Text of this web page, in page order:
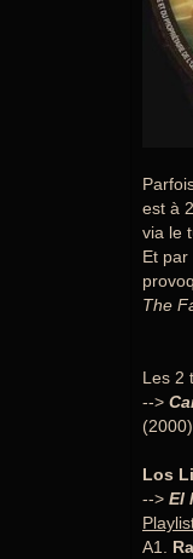
est à
via le
Et
The
Les 2
-->
(2000)
Los
--> El
A1.